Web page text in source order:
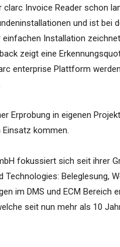
clarc Invoice Reader schon
und ist bei
einfachen Installation
zeigt eine
enterprise Plattform
Erprobung in eigenen
kommen.
fokussiert sich seit ihrer
Technologies: Beleglesung,
im DMS und ECM
seit nun mehr als 10